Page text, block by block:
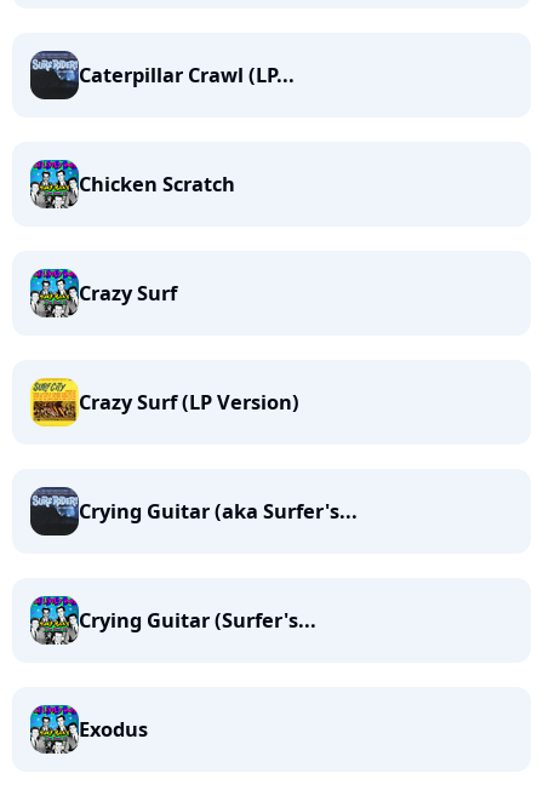
Caterpillar Crawl (LP...
Chicken Scratch
Crazy Surf
Crazy Surf (LP Version)
Crying Guitar (aka Surfer's...
Crying Guitar (Surfer's...
Exodus